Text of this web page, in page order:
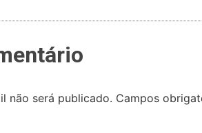
não será publicado. Campos